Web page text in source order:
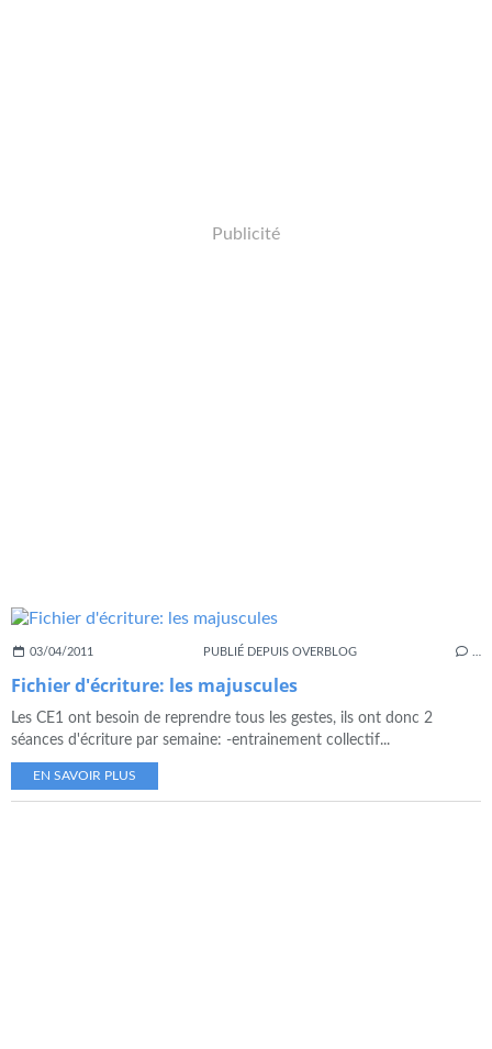
Publicité
03/04/2011 PUBLIÉ DEPUIS OVERBLOG
Fichier d'écriture: les majuscules
Les CE1 ont besoin de reprendre tous les gestes, ils ont donc 2
séances d'écriture par semaine: -entrainement collectif...
EN SAVOIR PLUS